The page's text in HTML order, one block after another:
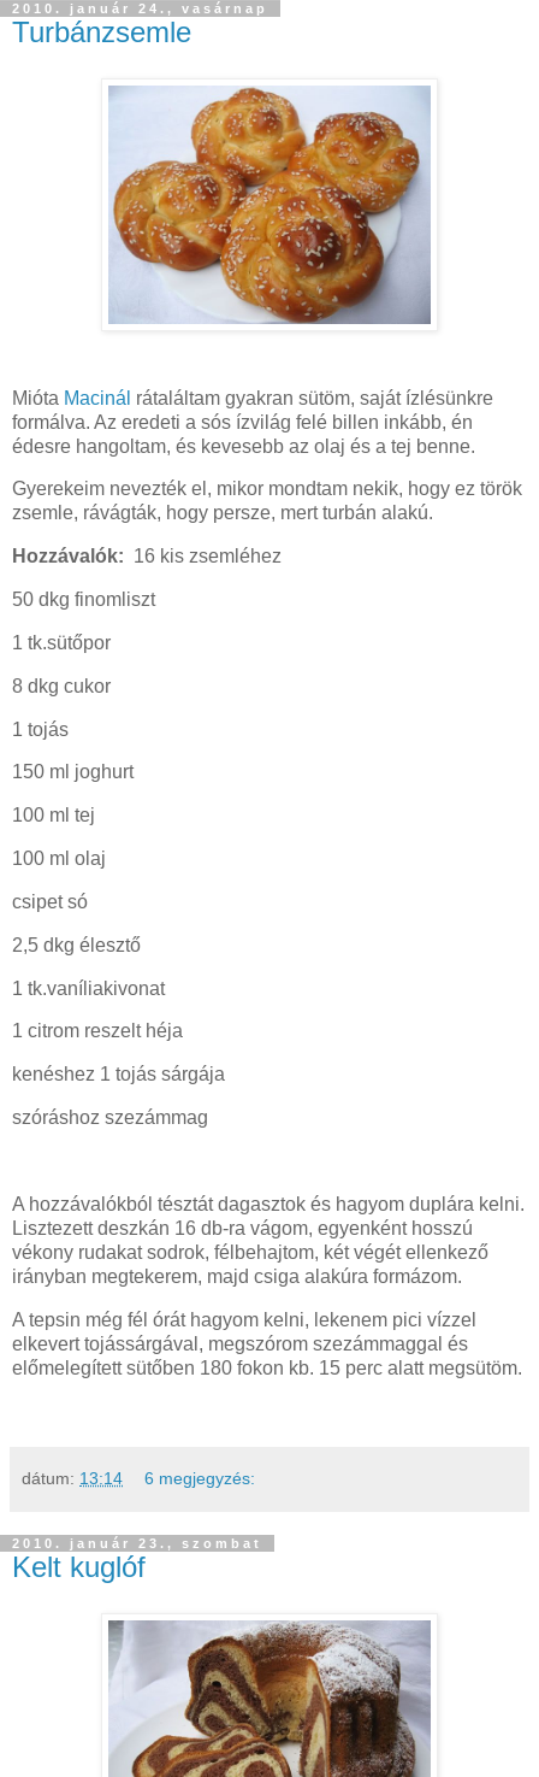
2010. január 24., vasárnap
Turbánzsemle
Mióta Macinál rátaláltam gyakran sütöm, saját ízlésünkre
formálva. Az eredeti a sós ízvilág felé billen inkább, én
édesre hangoltam, és kevesebb az olaj és a tej benne.
Gyerekeim nevezték el, mikor mondtam nekik, hogy ez török
zsemle, rávágták, hogy persze, mert turbán alakú.
Hozzávalók: 16 kis zsemléhez
50 dkg finomliszt
1 tk.sütőpor
8 dkg cukor
1 tojás
150 ml joghurt
100 ml tej
100 ml olaj
csipet só
2,5 dkg élesztő
1 tk.vaníliakivonat
1 citrom reszelt héja
kenéshez 1 tojás sárgája
szóráshoz szezámmag
A hozzávalókból tésztát dagasztok és hagyom duplára kelni.
Lisztezett deszkán 16 db-ra vágom, egyenként hosszú
vékony rudakat sodrok, félbehajtom, két végét ellenkező
irányban megtekerem, majd csiga alakúra formázom.
A tepsin még fél órát hagyom kelni, lekenem pici vízzel
elkevert tojássárgával, megszórom szezámmaggal és
előmelegített sütőben 180 fokon kb. 15 perc alatt megsütöm.
dátum: 13:14 6 megjegyzés:
2010. január 23., szombat
Kelt kuglóf